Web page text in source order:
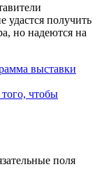
удастся получить
но надеются на
выставки
чтобы
поля